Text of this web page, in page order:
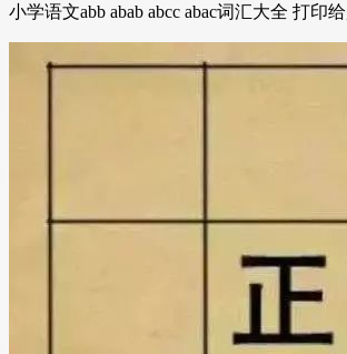
小学语文abb abab abcc abac词汇大全 打印